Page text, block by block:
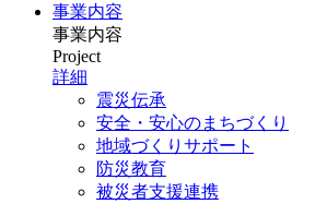
事業内容
事業内容
Project
詳細
震災伝承
安全・安心のまちづくり
地域づくりサポート
防災教育
被災者支援連携